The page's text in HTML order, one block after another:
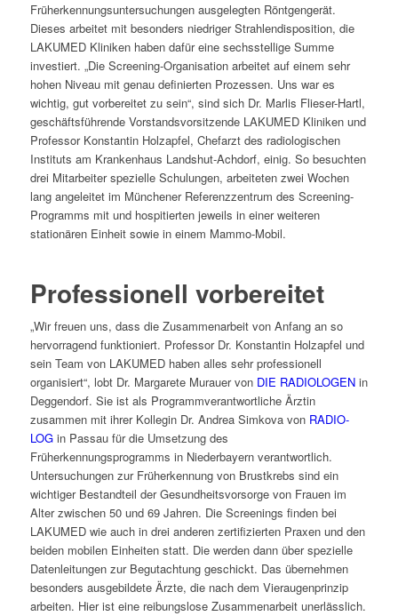
Früherkennungsuntersuchungen ausgelegten Röntgengerät.
Dieses arbeitet mit besonders niedriger Strahlendisposition, die
LAKUMED Kliniken haben dafür eine sechsstellige Summe
investiert. „Die Screening-Organisation arbeitet auf einem sehr
hohen Niveau mit genau definierten Prozessen. Uns war es
wichtig, gut vorbereitet zu sein“, sind sich Dr. Marlis Flieser-Hartl,
geschäftsführende Vorstandsvorsitzende LAKUMED Kliniken und
Professor Konstantin Holzapfel, Chefarzt des radiologischen
Instituts am Krankenhaus Landshut-Achdorf, einig. So besuchten
drei Mitarbeiter spezielle Schulungen, arbeiteten zwei Wochen
lang angeleitet im Münchener Referenzzentrum des Screening-
Programms mit und hospitierten jeweils in einer weiteren
stationären Einheit sowie in einem Mammo-Mobil.
Professionell vorbereitet
„Wir freuen uns, dass die Zusammenarbeit von Anfang an so
hervorragend funktioniert. Professor Dr. Konstantin Holzapfel und
sein Team von LAKUMED haben alles sehr professionell
organisiert“, lobt Dr. Margarete Murauer von DIE RADIOLOGENin
Deggendorf. Sie ist als Programmverantwortliche Ärztin
zusammen mit ihrer Kollegin Dr. Andrea Simkova von RADIO-
LOGin Passau für die Umsetzung des
Früherkennungsprogramms in Niederbayern verantwortlich.
Untersuchungen zur Früherkennung von Brustkrebs sind ein
wichtiger Bestandteil der Gesundheitsvorsorge von Frauen im
Alter zwischen 50 und 69 Jahren. Die Screenings finden bei
LAKUMED wie auch in drei anderen zertifizierten Praxen und den
beiden mobilen Einheiten statt. Die werden dann über spezielle
Datenleitungen zur Begutachtung geschickt. Das übernehmen
besonders ausgebildete Ärzte, die nach dem Vieraugenprinzip
arbeiten. Hier ist eine reibungslose Zusammenarbeit unerlässlich.